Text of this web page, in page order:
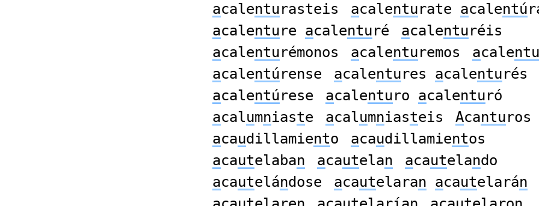
acalenturasteis acalenturate acalentú
acalenture acalenturé acalenturéis
acalenturémonos acalenturemos acalentu
acalentúrense acalentures acalenturés
acalentúrese acalenturo acalenturó
acalumniaste acalumniasteis Acanturos
acaudillamiento acaudillamientos
acautelaban acautelan acautelando
acautelándose acautelaran acautelarán